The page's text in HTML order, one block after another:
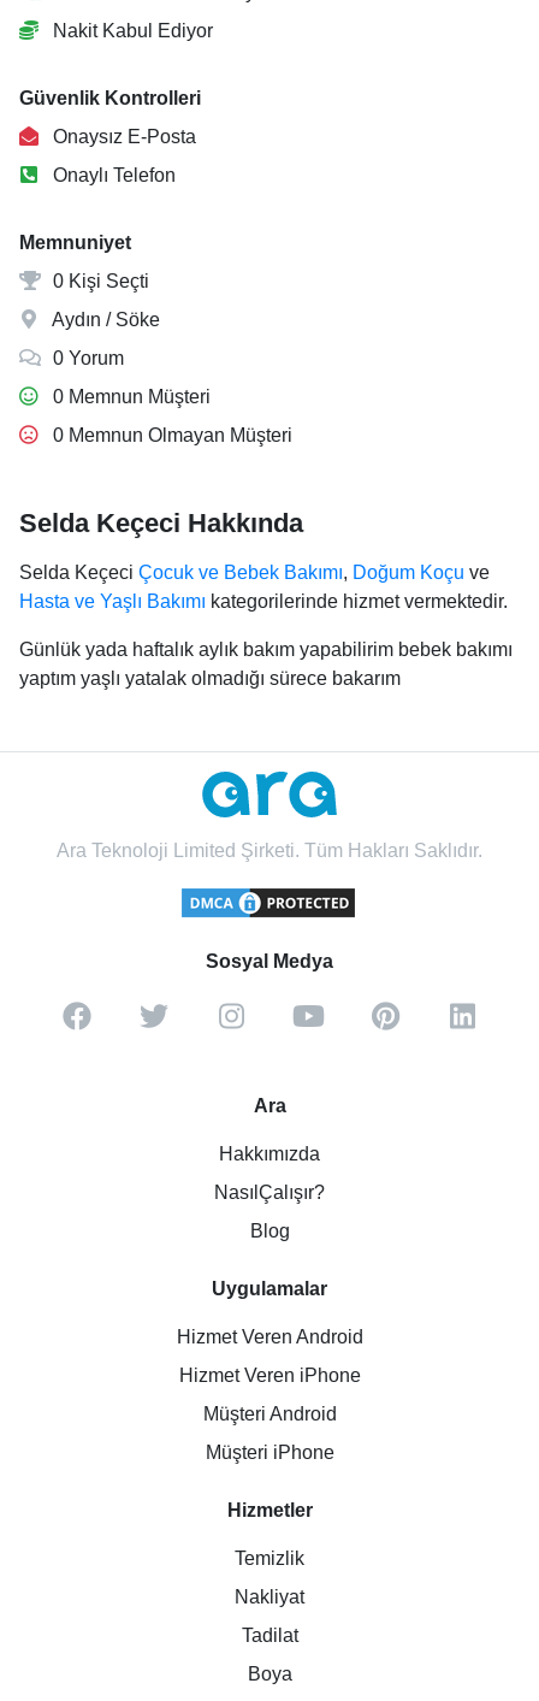
Nakit Kabul Ediyor
Güvenlik Kontrolleri
Onaysız E-Posta
Onaylı Telefon
Memnuniyet
0 Kişi Seçti
Aydın / Söke
0 Yorum
0 Memnun Müşteri
0 Memnun Olmayan Müşteri
Selda Keçeci Hakkında
Selda Keçeci Çocuk ve Bebek Bakımı, Doğum Koçu ve
Hasta ve Yaşlı Bakımı kategorilerinde hizmet vermektedir.
Günlük yada haftalık aylık bakım yapabilirim bebek bakımı
yaptım yaşlı yatalak olmadığı sürece bakarım
Ara Teknoloji Limited Şirketi. Tüm Hakları Saklıdır.
Sosyal Medya
Ara
Hakkımızda
NasılÇalışır?
Blog
Uygulamalar
Hizmet Veren Android
Hizmet Veren iPhone
Müşteri Android
Müşteri iPhone
Hizmetler
Temizlik
Nakliyat
Tadilat
Boya